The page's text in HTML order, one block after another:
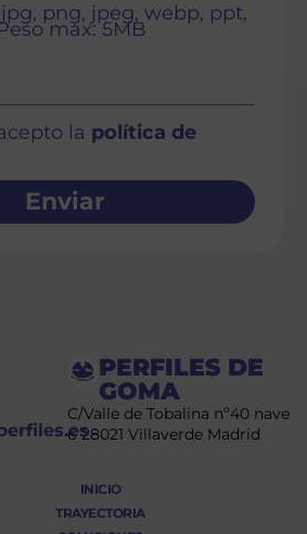
png, jpeg, webp, ppt,
max: 5MB
la política de
Enviar
PERFILES DE
GOMA
C/Valle de Tobalina nº40 nave
6 28021 Villaverde Madrid
INICIO
TRAYECTORIA